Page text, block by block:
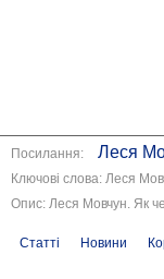
Посилання: Леся
Ключові слова: Леся
Опис: Леся Мовчун. Як
Статті Новини